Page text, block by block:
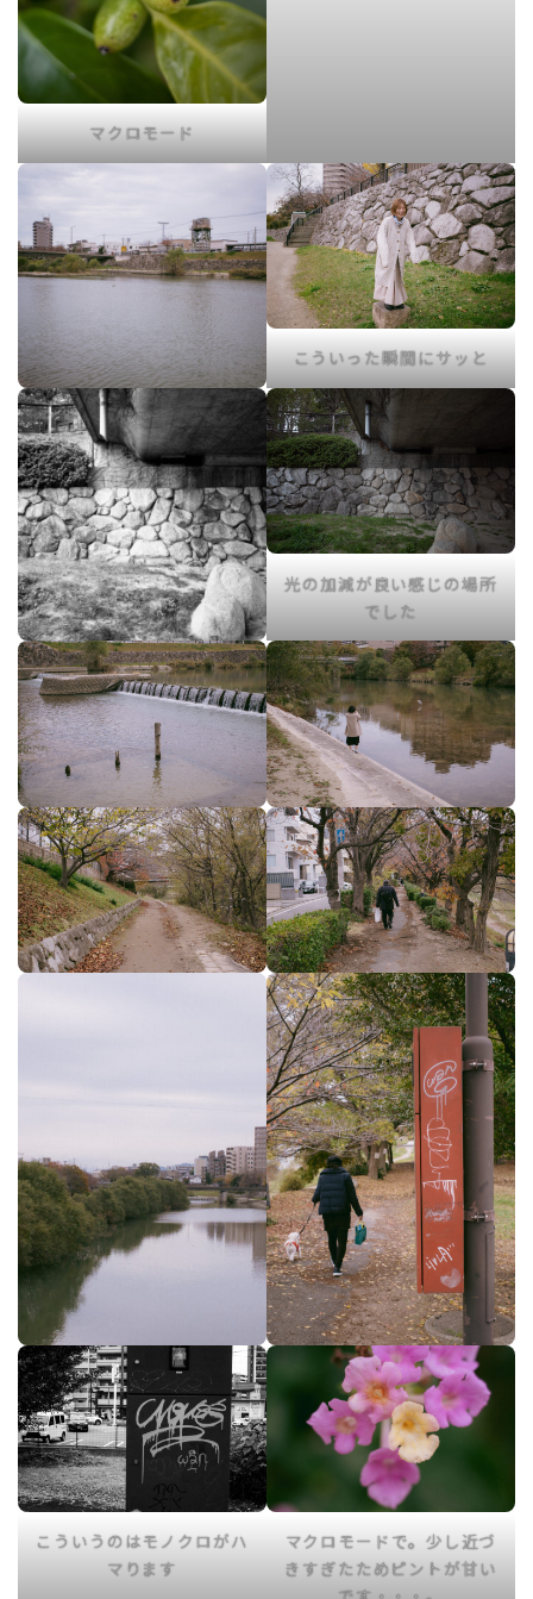
マクロモード
こういった瞬間にサッと
光の加減が良い感じの場所
でした
こういうのはモノクロがハ
マります
マクロモードで。少し近づ
きすぎたためピントが甘い